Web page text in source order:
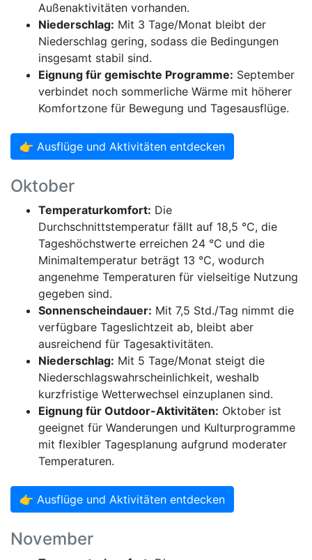
Außenaktivitäten vorhanden.
Niederschlag: Mit 3 Tage/Monat bleibt der
Niederschlag gering, sodass die Bedingungen
insgesamt stabil sind.
Eignung für gemischte Programme: September
verbindet noch sommerliche Wärme mit höherer
Komfortzone für Bewegung und Tagesausflüge.
👉 Ausflüge und Aktivitäten entdecken
Oktober
Temperaturkomfort: Die
Durchschnittstemperatur fällt auf 18,5 °C, die
Tageshöchstwerte erreichen 24 °C und die
Minimaltemperatur beträgt 13 °C, wodurch
angenehme Temperaturen für vielseitige Nutzung
gegeben sind.
Sonnenscheindauer: Mit 7,5 Std./Tag nimmt die
verfügbare Tageslichtzeit ab, bleibt aber
ausreichend für Tagesaktivitäten.
Niederschlag: Mit 5 Tage/Monat steigt die
Niederschlagswahrscheinlichkeit, weshalb
kurzfristige Wetterwechsel einzuplanen sind.
Eignung für Outdoor-Aktivitäten: Oktober ist
geeignet für Wanderungen und Kulturprogramme
mit flexibler Tagesplanung aufgrund moderater
Temperaturen.
👉 Ausflüge und Aktivitäten entdecken
November